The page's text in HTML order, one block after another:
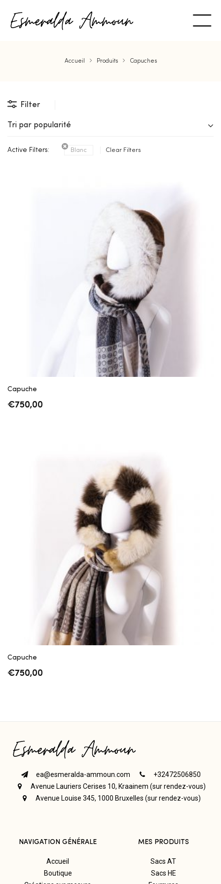
Accueil Produits Capuches
Filter
Tri par popularité
Blanc
Active Filters: Clear Filters
Capuche
€750,00
Capuche
€750,00
ea@esmeralda-ammoun.com
+32472506850
Avenue Lauriers Cerises 10, Kraainem (sur rendez-vous)
Avenue Louise 345, 1000 Bruxelles (sur rendez-vous)
NAVIGATION GÉNÉRALE
Accueil
Boutique
MES PRODUITS
Sacs AT
Sacs HE